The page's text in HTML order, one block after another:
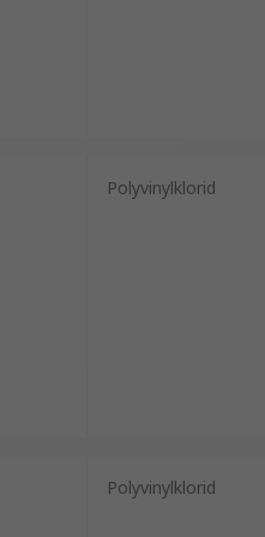
Polyvinylklorid
Polyvinylklorid